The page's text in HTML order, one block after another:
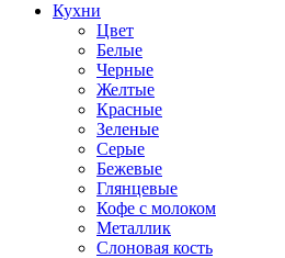
Кухни
Цвет
Белые
Черные
Желтые
Красные
Зеленые
Серые
Бежевые
Глянцевые
Кофе с молоком
Металлик
Слоновая кость